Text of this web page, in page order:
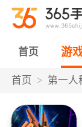
首页 游
首页 第一人